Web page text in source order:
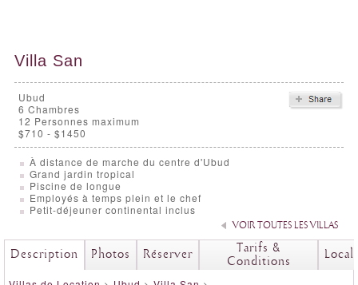
Villa San
Ubud
6 Chambres
12 Personnes maximum
$710 - $1450
À distance de marche du centre d'Ubud
Grand jardin tropical
Piscine de longue
Employés à temps plein et le chef
Petit-déjeuner continental inclus
VOIR TOUTES LES VILLAS
Description Photos Réserver
Tarifs &
Conditions